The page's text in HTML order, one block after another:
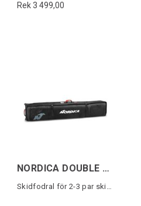
Rek 3 499,00
NORDICA DOUBLE ROLLER SKI BAG Svart/Vit
Skidfodral för 2-3 par skidor